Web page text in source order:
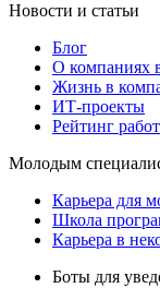
Новости и статьи
Блог
О компаниях
Жизнь в
ИТ-проекты
Рейтинг
Молодым
Карьера для
Школа
Карьера в
Боты для